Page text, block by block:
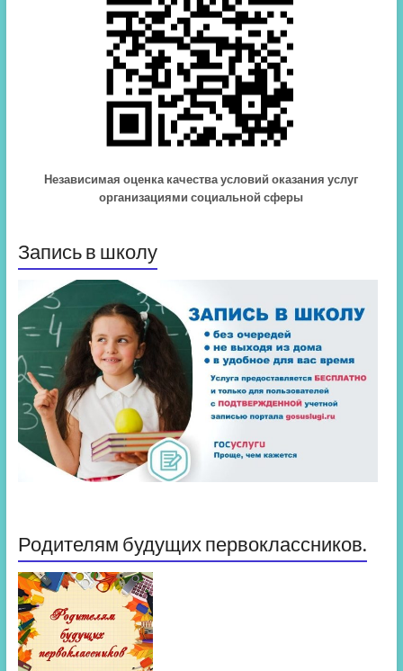
Независимая оценка качества условий оказания услуг
организациями социальной сферы
Запись в школу
Родителям будущих первоклассников.